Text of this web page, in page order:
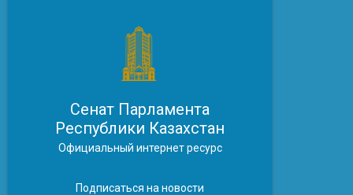
Сенат Парламента
Республики Казахстан
Официальный интернет ресурс
Подписаться на новости